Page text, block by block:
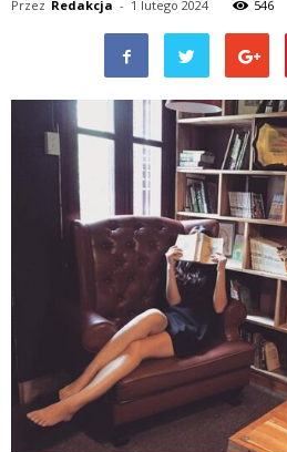
Przez Redakcja - 1 lutego 2024 546